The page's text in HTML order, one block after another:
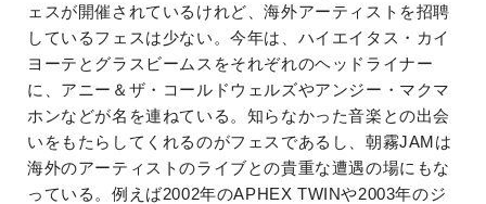
ェスが開催されているけれど、海外アーティストを招聘
しているフェスは少ない。今年は、ハイエイタス・カイ
ヨーテとグラスビームスをそれぞれのヘッドライナー
に、アニー＆ザ・コールドウェルズやアンジー・マクマ
ホンなどが名を連ねている。知らなかった音楽との出会
いをもたらしてくれるのがフェスであるし、朝霧JAMは
海外のアーティストのライブとの貴重な遭遇の場にもな
っている。例えば2002年のAPHEX TWINや2003年のジ